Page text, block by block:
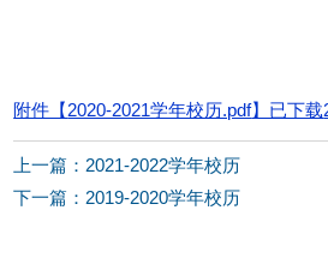
附件【2020-2021学年校历.pdf】已下载
上一篇：2021-2022学年校历
下一篇：2019-2020学年校历